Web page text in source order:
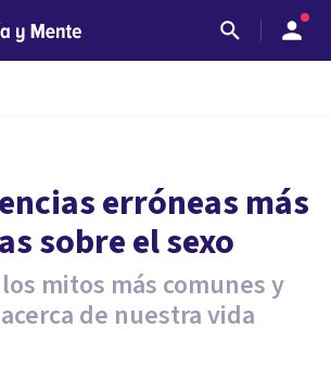
erróneas más
sobre el sexo
mitos más comunes y
de nuestra vida